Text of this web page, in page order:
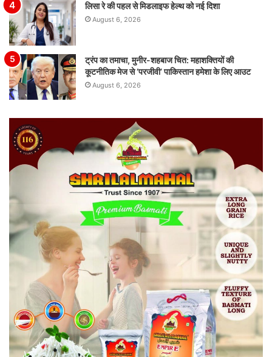
लिसा रे की पहल से मिडलाइफ हेल्थ को नई दिशा
August 6, 2026
ट्रंप का तमाचा, मुनीर-शहबाज चित: महाशक्तियों की
कूटनीतिक मेज से ‘परजीवी’ पाकिस्तान हमेशा के लिए आउट
August 6, 2026